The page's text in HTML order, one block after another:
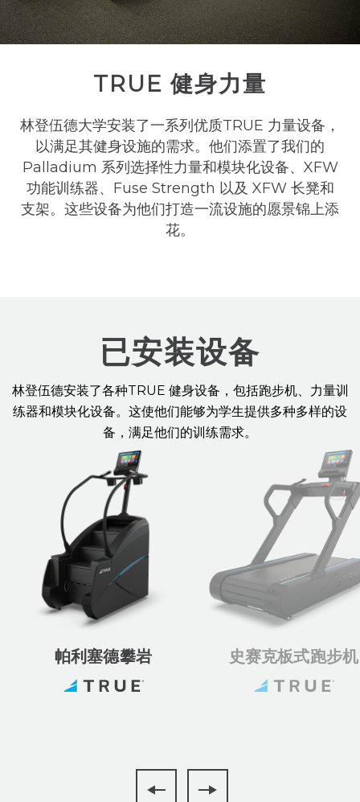
TRUE 健身力量
林登伍德大学安装了一系列优质TRUE 力量设备，
以满足其健身设施的需求。他们添置了我们的
Palladium 系列选择性力量和模块化设备、XFW
功能训练器、Fuse Strength 以及 XFW 长凳和
支架。这些设备为他们打造一流设施的愿景锦上添
花。
已安装设备
林登伍德安装了各种TRUE 健身设备，包括跑步机、力量训
练器和模块化设备。这使他们能够为学生提供多种多样的设
备，满足他们的训练需求。
帕利塞德攀岩 史赛克板式跑步机